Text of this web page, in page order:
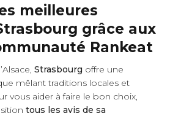
meilleures
grâce aux
Rankeat
Strasbourg offre une
mêlant traditions locales et
vous aider à faire le bon choix,
tous les avis de sa